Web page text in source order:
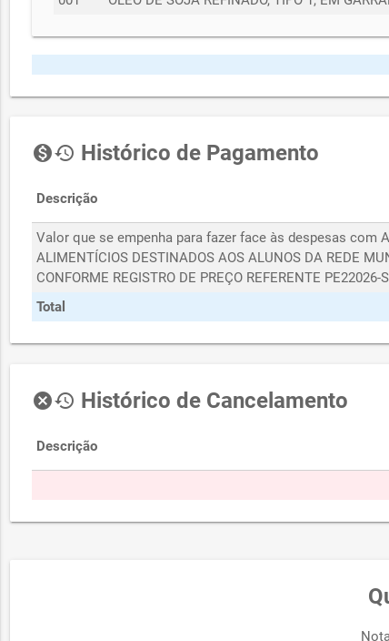
monetization_onhistory Histórico de Pagamento
Descrição
Valor que se empenha para fazer face às despesas com
ALIMENTÍCIOS DESTINADOS AOS ALUNOS DA REDE
CONFORME REGISTRO DE PREÇO REFERENTE PE22026-
Total
cancelhistory Histórico de Cancelamento
Descrição